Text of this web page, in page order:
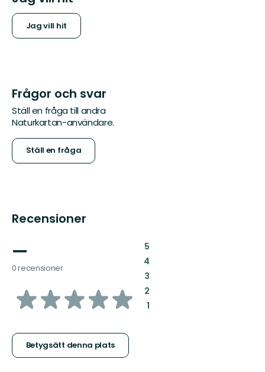
Jag vill hit
Frågor och svar
Ställ en fråga till andra
Naturkartan-användare.
Ställ en fråga
Recensioner
—
0 recensioner
av
stjärnor
Betygsätt denna plats
5:
4:
3:
2:
1: